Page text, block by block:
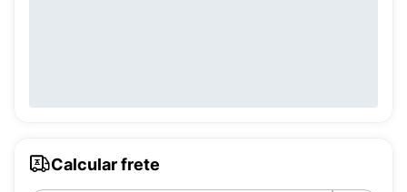
Calcular frete